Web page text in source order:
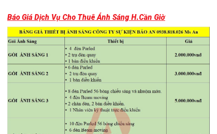
Báo Giá Dịch Vụ Cho Thuê Ánh Sáng H.Cần Giờ